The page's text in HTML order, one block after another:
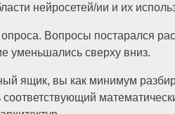
нейросетей/ии и их
Вопросы постарался
уменьшались сверху вниз.
ящик, вы как минимум